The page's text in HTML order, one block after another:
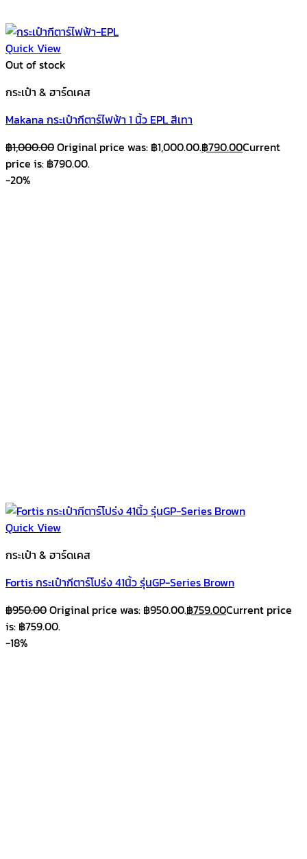
Quick View
Out of stock
กระเป๋า & ฮาร์ดเคส
Makana กระเป๋ากีตาร์ไฟฟ้า 1 นิ้ว EPL สีเทา
฿1,000.00Original price was: ฿1,000.00.฿790.00Current
price is: ฿790.00.
-20%
Quick View
กระเป๋า & ฮาร์ดเคส
Fortis กระเป๋ากีตาร์โปร่ง 41นิ้ว รุ่นGP-Series Brown
฿950.00Original price was: ฿950.00.฿759.00Current price
is: ฿759.00.
-18%